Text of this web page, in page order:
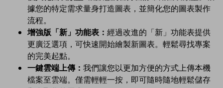
據您的特定需求量身打造圖表，並簡化您的圖表製作
流程。
增強版「新」功能表： 經過改進的「新」功能表提供
更廣泛選項，可快速開始繪製新圖表。輕鬆尋找專案
的完美起點。
一鍵雲端上傳： 我們讓您以更加方便的方式上傳本機
檔案至雲端。僅需輕輕一按，即可隨時隨地輕鬆儲存